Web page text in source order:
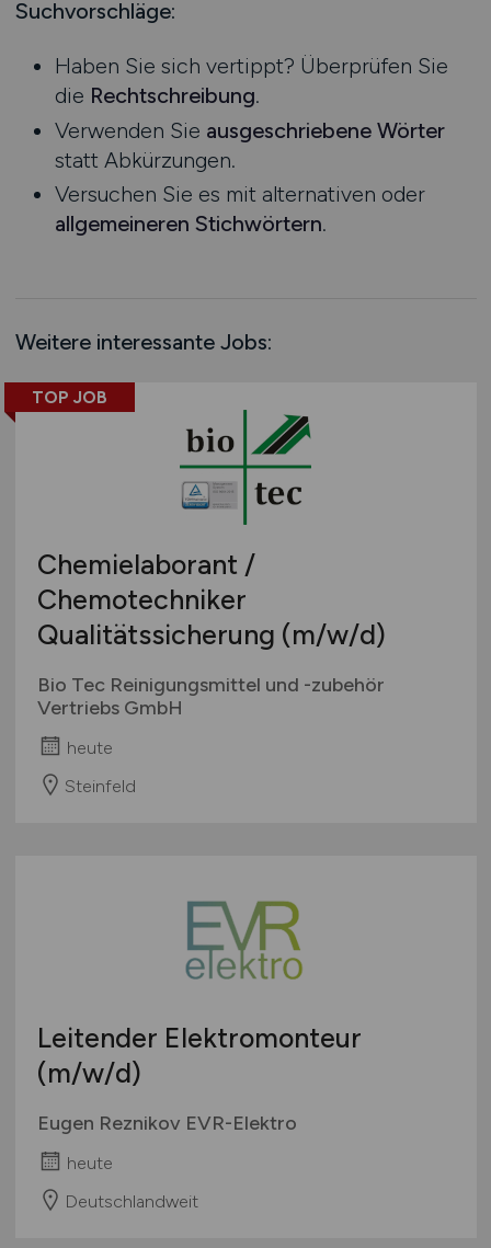
Maschinenbau / Anlagenbau
Medien / Kommunikation
Naturwissenschaften / Life Science
Öffentlicher Dienst & Verbände
Optik / Feinmechanik
Personaldienstleistungen
Umwelt / Natur
Unternehmensberatung / Wirtschaftsprüfung
Verwaltung
Gewerbe allgemein
Industrie allgemein
Wirtschaft allgemein
Mecklenburg-Vorpommern
Nordrhein-Westfalen
Rheinland-Pfalz
Saarland
Sachsen
Sachsen-Anhalt
Schleswig-Holstein
Schweiz
Europa
International
Suchvorschläge:
Haben Sie sich vertippt? Überprüfen Sie
die Rechtschreibung.
Verwenden Sie ausgeschriebene Wörter
statt Abkürzungen.
Versuchen Sie es mit alternativen oder
allgemeineren Stichwörtern.
Weitere interessante Jobs:
TOP JOB
Chemielaborant /
Chemotechniker
Qualitätssicherung (m/w/d)
Bio Tec Reinigungsmittel und -zubehör
Vertriebs GmbH
heute
Steinfeld
Leitender Elektromonteur
(m/w/d)
Eugen Reznikov EVR-Elektro
heute
Deutschlandweit